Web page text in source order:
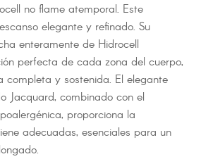
no flame atemporal. Este
elegante y refinado. Su
enteramente de Hidrocell
perfecta de cada zona del cuerpo,
completa y sostenida. El elegante
Jacquard, combinado con el
proporciona la
adecuadas, esenciales para un